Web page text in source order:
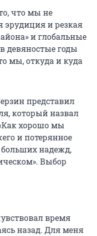
что мы не
эрудиция и резкая
и глобальные
девяностые годы
мы, откуда и куда
представил
который назвал
хорошо мы
и потерянное
надежд,
Выбор
время
назад. Для меня